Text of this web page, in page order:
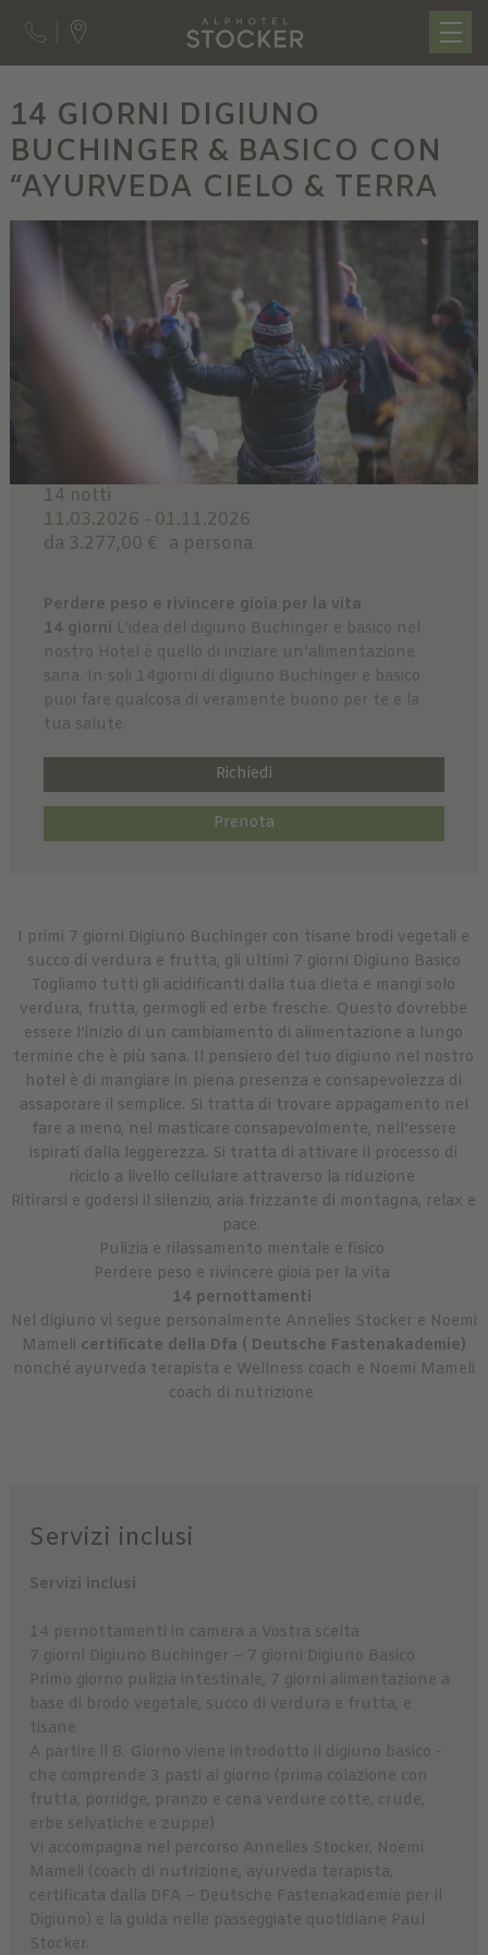
14 GIORNI DIGIUNO
BUCHINGER & BASICO CON
“AYURVEDA CIELO & TERRA
14 notti
11.03.2026 - 01.11.2026
da 3.277,00 € a persona
Perdere peso e rivincere gioia per la vita
14 giorni L’idea del digiuno Buchinger e basico nel
nostro Hotel è quello di iniziare un’alimentazione
sana. In soli 14giorni di digiuno Buchinger e basico
puoi fare qualcosa di veramente buono per te e la
tua salute.
Richiedi
Prenota
I primi 7 giorni Digiuno Buchinger con tisane brodi vegetali e
succo di verdura e frutta, gli ultimi 7 giorni Digiuno Basico
Togliamo tutti gli acidificanti dalla tua dieta e mangi solo
verdura, frutta, germogli ed erbe fresche. Questo dovrebbe
essere l’inizio di un cambiamento di alimentazione a lungo
termine che è più sana. Il pensiero del tuo digiuno nel nostro
hotel è di mangiare in piena presenza e consapevolezza di
assaporare il semplice. Si tratta di trovare appagamento nel
fare a meno, nel masticare consapevolmente, nell’essere
ispirati dalla leggerezza. Si tratta di attivare il processo di
riciclo a livello cellulare attraverso la riduzione
Ritirarsi e godersi il silenzio, aria frizzante di montagna, relax e
pace.
Pulizia e rilassamento mentale e fisico
Perdere peso e rivincere gioia per la vita
14 pernottamenti
Nel digiuno vi segue personalmente Annelies Stocker e Noemi
Mameli certificate della Dfa ( Deutsche Fastenakademie)
nonché ayurveda terapista e Wellness coach e Noemi Mameli
coach di nutrizione
Servizi inclusi
Servizi inclusi
14 pernottamenti in camera a Vostra scelta
7 giorni Digiuno Buchinger – 7 giorni Digiuno Basico
Primo giorno pulizia intestinale, 7 giorni alimentazione a
base di brodo vegetale, succo di verdura e frutta, e
tisane
A partire il 8. Giorno viene introdotto il digiuno basico -
che comprende 3 pasti al giorno (prima colazione con
frutta, porridge, pranzo e cena verdure cotte, crude,
erbe selvatiche e zuppe)
Vi accompagna nel percorso Annelies Stocker, Noemi
Mameli (coach di nutrizione, ayurveda terapista,
certificata dalla DFA – Deutsche Fastenakademie per il
Digiuno) e la guida nelle passeggiate quotidiane Paul
Stocker.